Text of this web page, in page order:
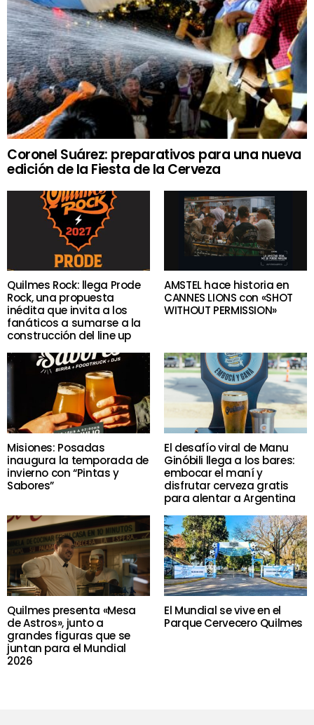
Coronel Suárez: preparativos para una nueva
edición de la Fiesta de la Cerveza
Quilmes Rock: llega Prode
Rock, una propuesta
inédita que invita a los
fanáticos a sumarse a la
construcción del line up
AMSTEL hace historia en
CANNES LIONS con «SHOT
WITHOUT PERMISSION»
Misiones: Posadas
inaugura la temporada de
invierno con “Pintas y
Sabores”
El desafío viral de Manu
Ginóbili llega a los bares:
embocar el maní y
disfrutar cerveza gratis
para alentar a Argentina
Quilmes presenta «Mesa
de Astros», junto a
grandes figuras que se
juntan para el Mundial
2026
El Mundial se vive en el
Parque Cervecero Quilmes